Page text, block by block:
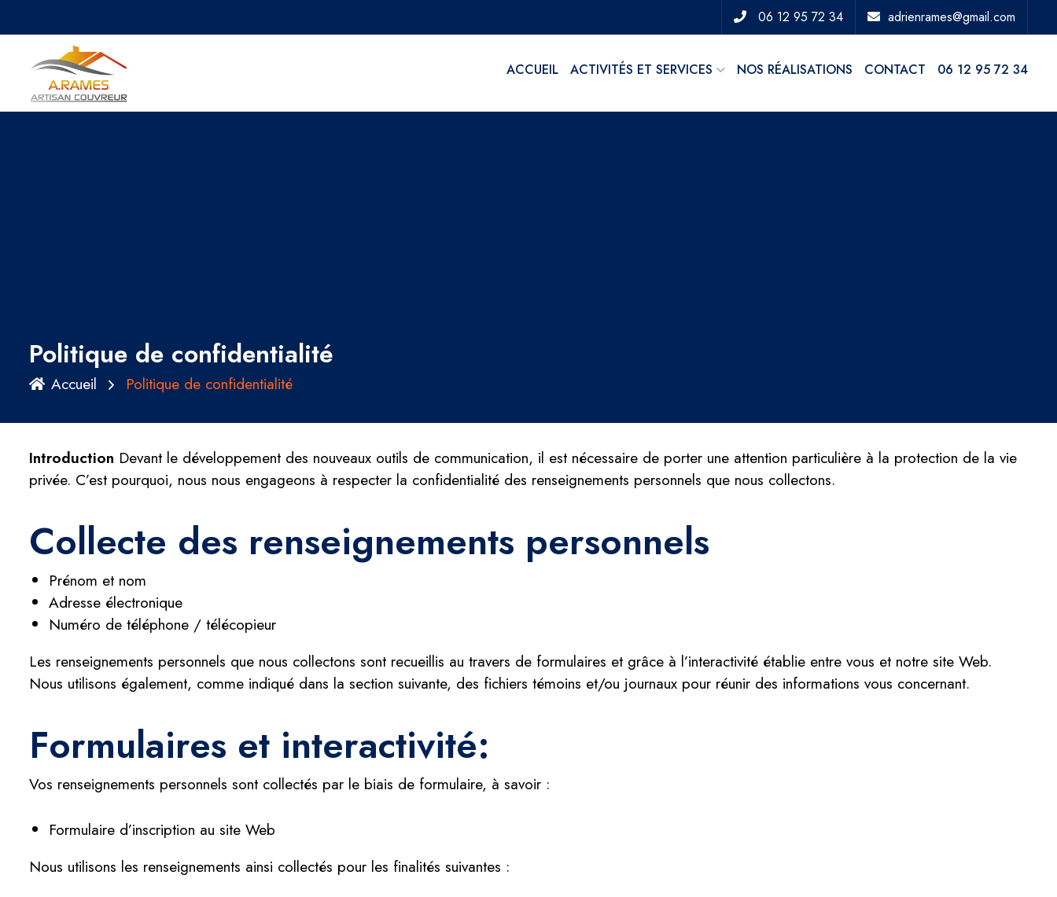
06 12 95 72 34 adrienrames@gmail.com
ACCUEIL ACTIVITÉS ET SERVICES NOS RÉALISATIONS CONTACT 06 12 95 72 34
Politique de confidentialité
Accueil Politique de confidentialité
Introduction Devant le développement des nouveaux outils de communication, il est nécessaire de porter une attention particulière à la protection de la vie
privée. C’est pourquoi, nous nous engageons à respecter la confidentialité des renseignements personnels que nous collectons.
Collecte des renseignements personnels
Prénom et nom
Adresse électronique
Numéro de téléphone / télécopieur
Les renseignements personnels que nous collectons sont recueillis au travers de formulaires et grâce à l’interactivité établie entre vous et notre site Web.
Nous utilisons également, comme indiqué dans la section suivante, des fichiers témoins et/ou journaux pour réunir des informations vous concernant.
Formulaires et interactivité:
Vos renseignements personnels sont collectés par le biais de formulaire, à savoir :
Formulaire d’inscription au site Web
Nous utilisons les renseignements ainsi collectés pour les finalités suivantes :